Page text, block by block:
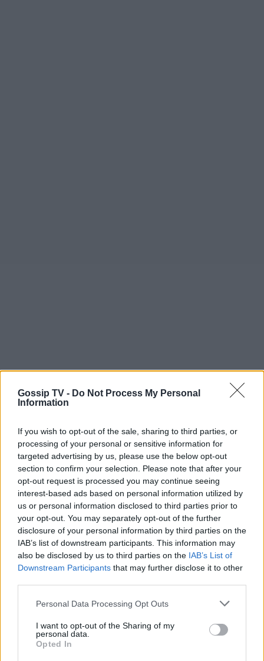
Gossip TV - Do Not Process My Personal
Information
If you wish to opt-out of the sale, sharing to third parties, or
processing of your personal or sensitive information for
targeted advertising by us, please use the below opt-out
section to confirm your selection. Please note that after your
opt-out request is processed you may continue seeing
interest-based ads based on personal information utilized by
us or personal information disclosed to third parties prior to
your opt-out. You may separately opt-out of the further
disclosure of your personal information by third parties on the
IAB’s list of downstream participants. This information may
also be disclosed by us to third parties on the IAB’s List of
Downstream Participants that may further disclose it to other
Personal Data Processing Opt Outs
I want to opt-out of the Sharing of my
personal data.
Opted In
Οι φήμες επιβεβαιώθηκαν και ο παρουσιαστής
θα παρουσιάσει ένα late night show, όπως
άλλωστε επιθυμούσε και ο ίδιος! Ποιοι θα είναι
στο πλευρό του; Δείτε τι αποκάλυψε η εκπομπή
la biri biri!
Παιχνίδι από παντού στη Novibet με
το νέο Mobile App